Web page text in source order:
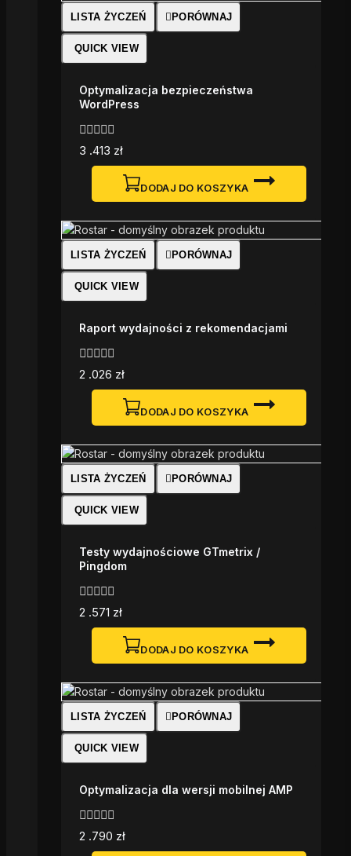
LISTA ŻYCZEŃ PORÓWNAJ
QUICK VIEW
Optymalizacja bezpieczeństwa
WordPress
0
3 .413 zł
DODAJ DO KOSZYKA
LISTA ŻYCZEŃ PORÓWNAJ
QUICK VIEW
Raport wydajności z rekomendacjami
0
2 .026 zł
DODAJ DO KOSZYKA
LISTA ŻYCZEŃ PORÓWNAJ
QUICK VIEW
Testy wydajnościowe GTmetrix /
Pingdom
0
2 .571 zł
DODAJ DO KOSZYKA
LISTA ŻYCZEŃ PORÓWNAJ
QUICK VIEW
Optymalizacja dla wersji mobilnej AMP
0
2 .790 zł